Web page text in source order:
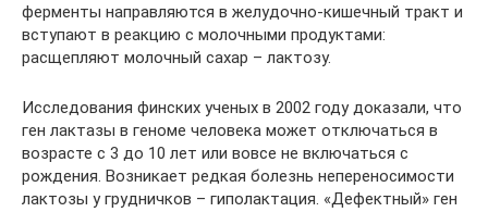
ферменты направляются в желудочно-кишечный тракт и
вступают в реакцию с молочными продуктами:
расщепляют молочный сахар – лактозу.
Исследования финских ученых в 2002 году доказали, что
ген лактазы в геноме человека может отключаться в
возрасте с 3 до 10 лет или вовсе не включаться с
рождения. Возникает редкая болезнь непереносимости
лактозы у грудничков – гиполактация. «Дефектный» ген